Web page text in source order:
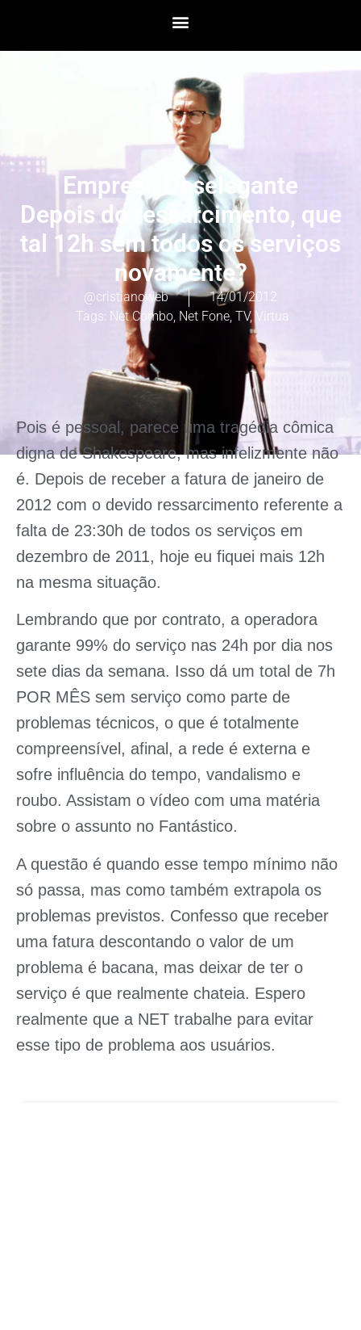
Empresa Deselegante
Depois do ressarcimento, que
tal 12h sem todos os serviços
novamente?
@cristianoweb
14/01/2012
Tags: Net Combo, Net Fone, TV,Virtua
Pois é pessoal, parece uma tragédia cômica
digna de Shakespeare, mas infelizmente não
é. Depois de receber a fatura de janeiro de
2012 com o devido ressarcimento referente a
falta de 23:30h de todos os serviços em
dezembro de 2011, hoje eu fiquei mais 12h
na mesma situação.
Lembrando que por contrato, a operadora
garante 99% do serviço nas 24h por dia nos
sete dias da semana. Isso dá um total de 7h
POR MÊS sem serviço como parte de
problemas técnicos, o que é totalmente
compreensível, afinal, a rede é externa e
sofre influência do tempo, vandalismo e
roubo. Assistam o vídeo com uma matéria
sobre o assunto no Fantástico.
A questão é quando esse tempo mínimo não
só passa, mas como também extrapola os
problemas previstos. Confesso que receber
uma fatura descontando o valor de um
problema é bacana, mas deixar de ter o
serviço é que realmente chateia. Espero
realmente que a NET trabalhe para evitar
esse tipo de problema aos usuários.